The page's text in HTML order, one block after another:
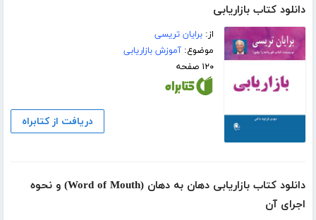
دانلود کتاب بازاریابی
از:برایان تریسی
موضوع:آموزش بازاریابی
۱۲۰ صفحه
دریافت از کتابراه
دانلود کتاب بازاریابی دهان به دهان (Word of Mouth) و نحوه
اجرای آن